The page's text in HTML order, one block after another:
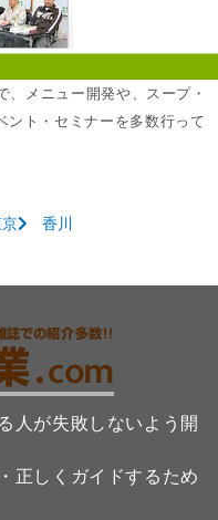
、メニュー開発や、スープ・
ント・セミナーを多数行って
香川
人が失敗しないよう開
正しくガイドするため